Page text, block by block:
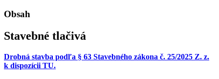
Obsah
Stavebné tlačivá
Drobná stavba podľa § 63 Stavebného zákona č. 25/2025 Z. z.
k dispozícii TU.